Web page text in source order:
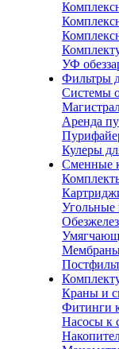
УФ
Фильтры
Системы
Аренда
Кулеры
Сменные
Угольные
Мембраны
Краны и
Фитинги
Насосы к